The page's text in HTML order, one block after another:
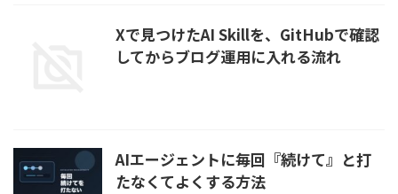
Xで見つけたAI Skillを、GitHubで確認
してからブログ運用に入れる流れ
AIエージェントに毎回『続けて』と打
たなくてよくする方法